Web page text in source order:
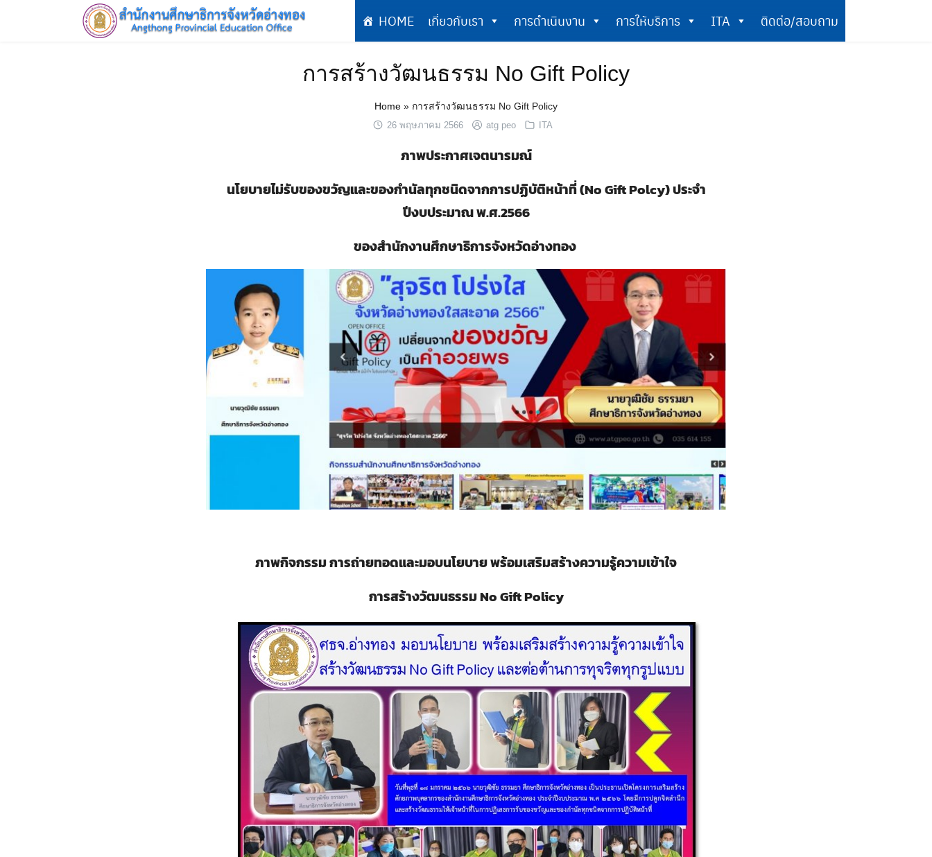
HOME เกี่ยวกับเรา การดำเนินงาน การให้บริการ ITA
ติดต่อ/สอบถาม
การสร้างวัฒนธรรม No Gift Policy
Home » การสร้างวัฒนธรรม No Gift Policy
26 พฤษภาคม 2566 atg peo ITA
ภาพประกาศเจตนารมณ์
นโยบายไม่รับของขวัญและของกำนัลทุกชนิดจากการปฏิบัติหน้าที่ (No Gift Polcy) ประจำ
ปีงบประมาณ พ.ศ.2566
ของสำนักงานศึกษาธิการจังหวัดอ่างทอง
ภาพกิจกรรมการถ่ายทอดและมอบนโยบาย พร้อมเสริมสร้างความรู้ความเข้าใจ
การสร้างวัฒนธรรม No Gift Policy